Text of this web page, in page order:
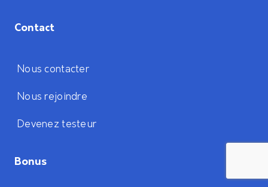
Contact
Nous contacter
Nous rejoindre
Devenez testeur
Bonus